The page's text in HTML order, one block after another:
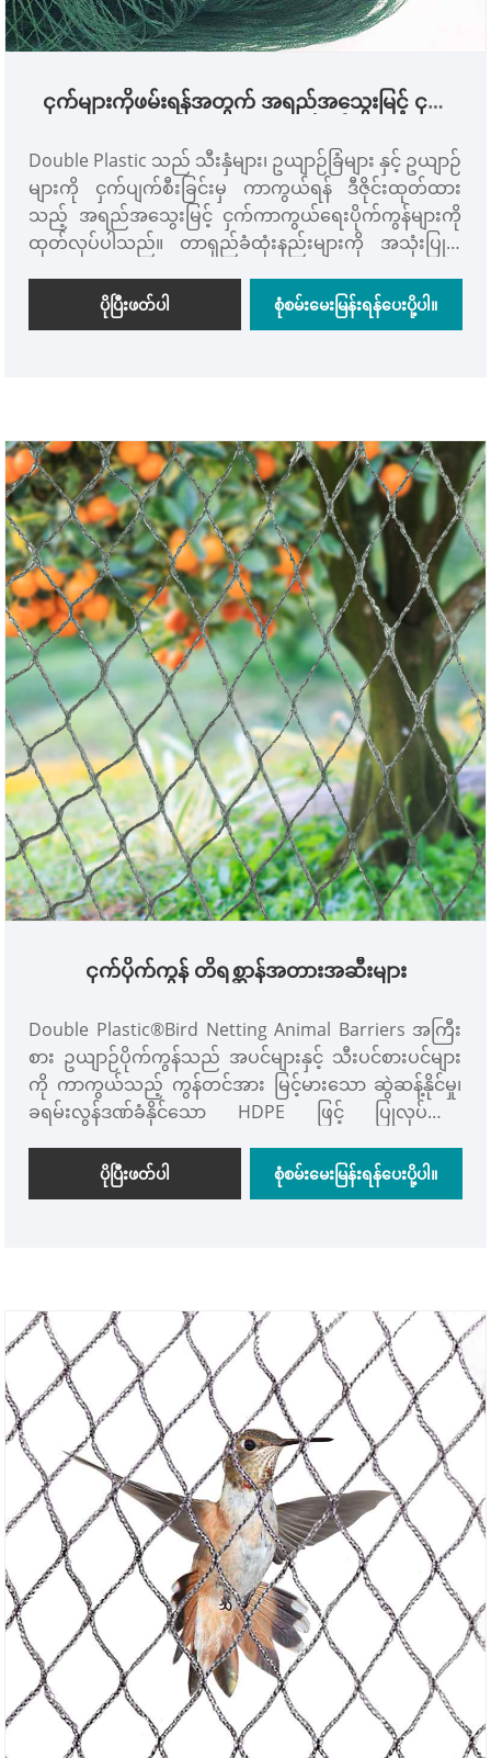
ငှက်များကိုဖမ်းရန်အတွက် အရည်အသွေးမြင့် ငှက်
Double Plastic သည် သီးနှံများ၊ ဥယျာဉ်ခြံများ နှင့် ဥယျာဉ်
များကို ငှက်ပျက်စီးခြင်းမှ ကာကွယ်ရန် ဒီဇိုင်းထုတ်ထား
သည့် အရည်အသွေးမြင့် ငှက်ကာကွယ်ရေးပိုက်ကွန်များကို
ထုတ်လုပ်ပါသည်။ တာရှည်ခံထုံးနည်းများကို အသုံးပြု၍
သောကြောင့် ငှက်ကာကွယ်သည့်ပိုက်များသည် ပေါ့ပါးပြီး
ရာသီဥတုဒဏ်ခံနိုင်ကာ ပြန်လည်အသုံးပြုနိုင်ပါသည်။
မုတ်ဆိတ်ရိတ်ခြင်းကို ဒေသအများအပြားရှိ သစ်သီးခြံများ၊
စပျစ်ခြံများ၊ နှင့် ဥယျာဉ်ခြံမြေ ပရောဂျက်များသို့
အောင်မြင်စွာ ပံ့ပိုးပေးထားပြီး ရေရှည်တည်တံ့သော
စိုက်ပျိုးရေးကို ယုံကြည်စိတ်ချရပြီး ချွေတာသော ငှက်
ထိန်းချုပ်မှုဖြေရှင်းနည်းများဖြင့် ပံ့ပိုးပေးပါသည်။
ပိုပြီးဖတ်ပါ စုံစမ်းမေးမြန်းရန်ပေးပို့ပါ။
ငှက်ပိုက်ကွန် တိရစ္ဆာန်အတားအဆီးများ
Double Plastic®Bird Netting Animal Barriers အကြီး
စား ဥယျာဉ်ပိုက်ကွန်သည် အပင်များနှင့် သီးပင်စားပင်များ
ကို ကာကွယ်သည့် ကွန်တင်အား မြင့်မားသော ဆွဲဆန့်နိုင်မှု၊
ခရမ်းလွန်ဒဏ်ခံနိုင်သော HDPE ဖြင့် ပြုလုပ်ထား
အကာအကွယ်ပေးသည့် စတုရန်းကွက်ငယ်၊ တိရစ္ဆာန်ငယ်
လေးများ ထိခိုက်ဒဏ်ရာမရရှိစေရပါ။ Double Plastic®
ပြီးသည်နှင့် ပြန်လည်အသုံးပြုပါ။ ဥယျာဉ်စိုက်ပျိုးခြင်း
အတွက် သင့်လျော်သည်။
ပိုပြီးဖတ်ပါ စုံစမ်းမေးမြန်းရန်ပေးပို့ပါ။